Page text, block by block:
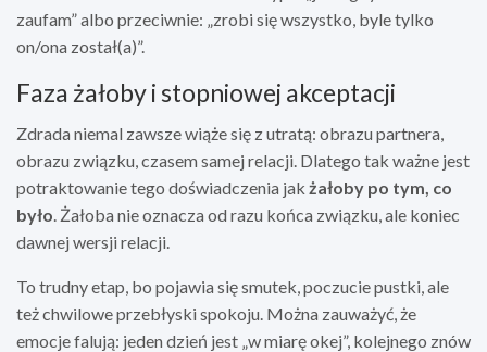
zaufam” albo przeciwnie: „zrobi się wszystko, byle tylko
on/ona został(a)”.
Faza żałoby i stopniowej akceptacji
Zdrada niemal zawsze wiąże się z utratą: obrazu partnera,
obrazu związku, czasem samej relacji. Dlatego tak ważne jest
potraktowanie tego doświadczenia jak żałoby po tym, co
było. Żałoba nie oznacza od razu końca związku, ale koniec
dawnej wersji relacji.
To trudny etap, bo pojawia się smutek, poczucie pustki, ale
też chwilowe przebłyski spokoju. Można zauważyć, że
emocje falują: jeden dzień jest „w miarę okej”, kolejnego znów